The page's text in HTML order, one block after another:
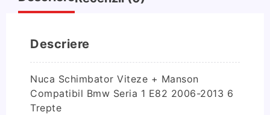
Descriere
Nuca Schimbator Viteze + Manson
Compatibil Bmw Seria 1 E82 2006-2013 6
Trepte